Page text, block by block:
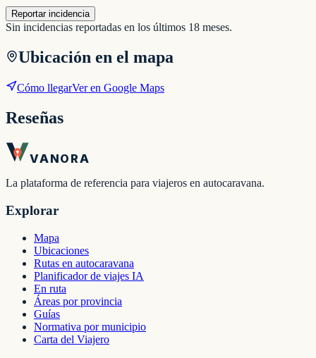
Reportar incidencia
Sin incidencias reportadas en los últimos 18 meses.
Ubicación en el mapa
Cómo llegarVer en Google Maps
Reseñas
VANORA
La plataforma de referencia para viajeros en autocaravana.
Explorar
Mapa
Ubicaciones
Rutas en autocaravana
Planificador de viajes IA
En ruta
Áreas por provincia
Guías
Normativa por municipio
Carta del Viajero